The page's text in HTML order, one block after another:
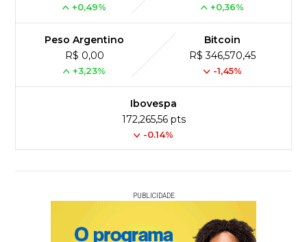
+0,49% +0,36%
Peso Argentino
R$ 0,00
+3,23%
Bitcoin
R$ 346,570,45
-1,45%
Ibovespa
172,265,56 pts
-0.14%
PUBLICIDADE